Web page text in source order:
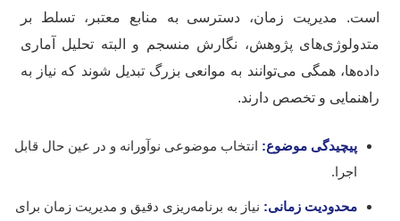
مدیریت زمان، دسترسی به منابع معتبر، تسلط بر
پژوهش، نگارش منسجم و البته تحلیل آماری
همگی می‌توانند به موانعی بزرگ تبدیل شوند که نیاز به
و تخصص دارند.
پیچیدگی موضوع:انتخاب موضوعی نوآورانه و در عین حال قابل
محدودیت زمانی:نیاز به برنامه‌ریزی دقیق و مدیریت زمان برای